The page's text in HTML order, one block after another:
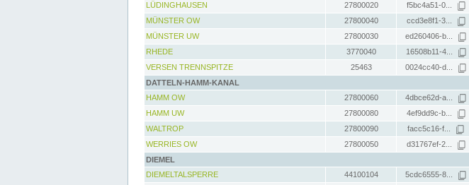
LÜDINGHAUSEN
27800020 f5bc4a51-0...
MÜNSTER OW
27800040 ccd3e8f1-3...
MÜNSTER UW
27800030 ed260406-b...
RHEDE
3770040 16508b11-4...
VERSEN TRENNSPITZE
25463 0024cc40-d...
DATTELN-HAMM-KANAL
HAMM OW
27800060 4dbce62d-a...
HAMM UW
27800080 4ef9dd9c-b...
WALTROP
27800090 facc5c16-f...
WERRIES OW
27800050 d31767ef-2...
DIEMEL
DIEMELTALSPERRE
44100104 5cdc6555-8...